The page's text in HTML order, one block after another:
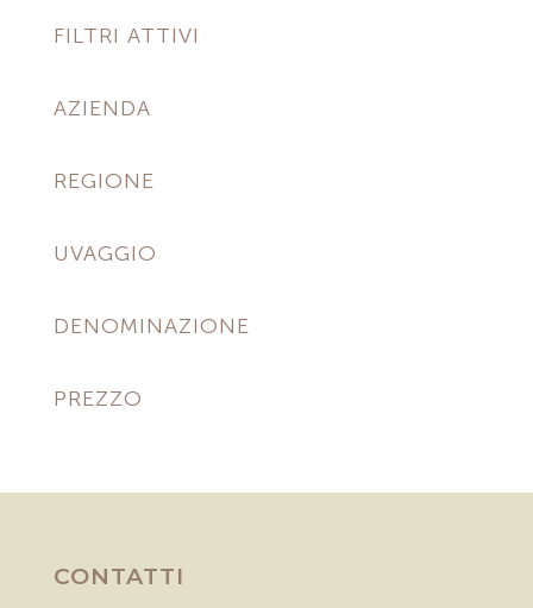
FILTRI ATTIVI
AZIENDA
REGIONE
UVAGGIO
DENOMINAZIONE
PREZZO
CONTATTI